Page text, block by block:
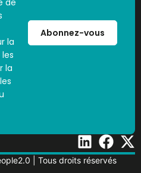
de
la
la
Abonnez-vous
| Tous droits réservés